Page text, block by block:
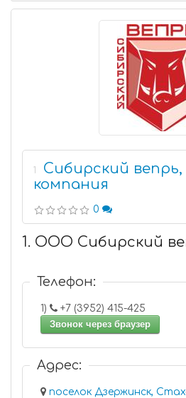
1
Сибирский вепрь,
компания
0
1. ООО Сибирский
Телефон:
1)
+7 (3952) 415-425
Звонок через браузер
Адрес:
поселок Дзержинск,